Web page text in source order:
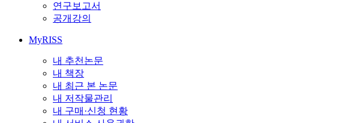
연구보고서
공개강의
MyRISS
내 추천논문
내 책장
내 최근 본 논문
내 저작물관리
내 구매·신청 현황